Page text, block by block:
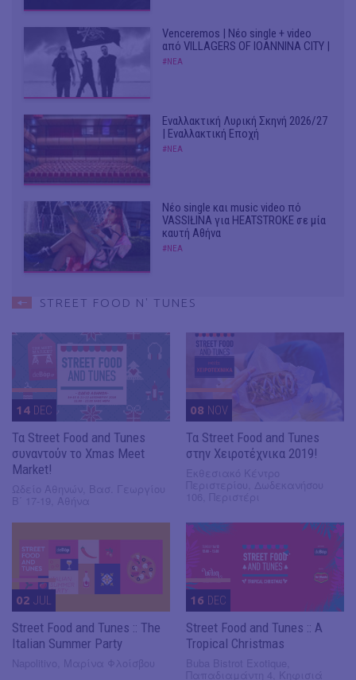
Venceremos | Νέο single + video
από VILLAGERS OF IOANNINA CITY |
#ΝΕΑ
Εναλλακτική Λυρική Σκηνή 2026/27
| Εναλλακτική Εποχή
#ΝΕΑ
Νέο single και music video πό
VASSIŁINA για HEATSTROKE σε μία
καυτή Αθήνα
#ΝΕΑ
STREET FOOD N' TUNES
14 DEC
Τα Street Food and Tunes
συναντούν το Xmas Meet
Market!
08 NOV
Τα Street Food and Tunes
στην Χειροτέχνικα 2019!
02 JUL
Street Food and Tunes :: The
Italian Summer Party
16 DEC
Street Food and Tunes :: A
Tropical Christmas